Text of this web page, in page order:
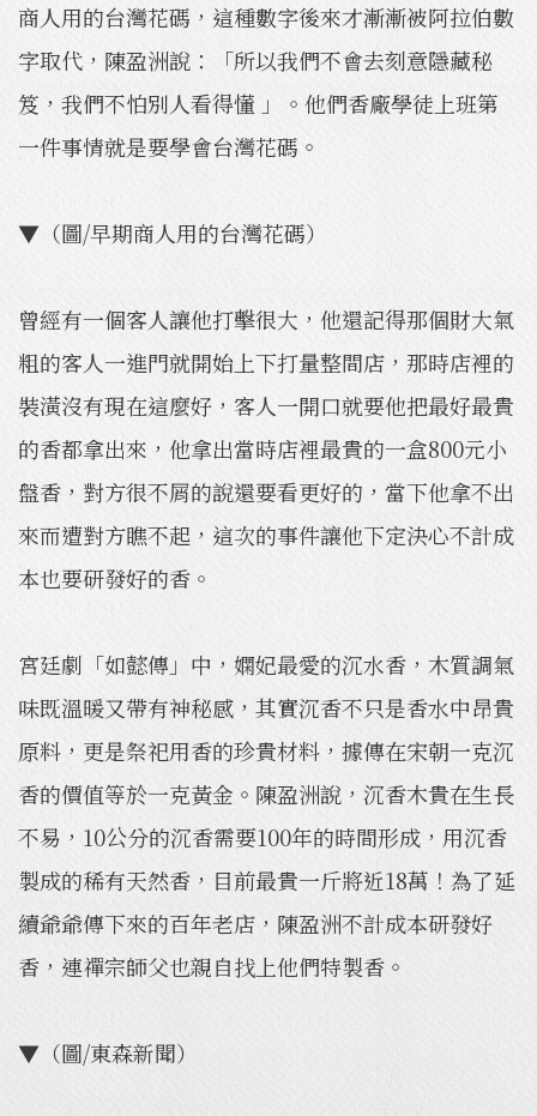
商人用的台灣花碼，這種數字後來才漸漸被阿拉伯數
字取代，陳盈洲說：「所以我們不會去刻意隱藏秘
笈，我們不怕別人看得懂 」。他們香廠學徒上班第
一件事情就是要學會台灣花碼。
▼（圖/早期商人用的台灣花碼）
曾經有一個客人讓他打擊很大，他還記得那個財大氣
粗的客人一進門就開始上下打量整間店，那時店裡的
裝潢沒有現在這麼好，客人一開口就要他把最好最貴
的香都拿出來，他拿出當時店裡最貴的一盒800元小
盤香，對方很不屑的說還要看更好的，當下他拿不出
來而遭對方瞧不起，這次的事件讓他下定決心不計成
本也要研發好的香。
宮廷劇「如懿傳」中，嫻妃最愛的沉水香，木質調氣
味既溫暖又帶有神秘感，其實沉香不只是香水中昂貴
原料，更是祭祀用香的珍貴材料，據傳在宋朝一克沉
香的價值等於一克黃金。陳盈洲說，沉香木貴在生長
不易，10公分的沉香需要100年的時間形成，用沉香
製成的稀有天然香，目前最貴一斤將近18萬！為了延
續爺爺傳下來的百年老店，陳盈洲不計成本研發好
香，連禪宗師父也親自找上他們特製香。
▼（圖/東森新聞）